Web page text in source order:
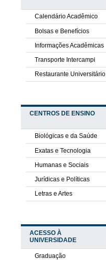
Calendário Acadêmico
Bolsas e Benefícios
Informações Acadêmicas
Transporte Intercampi
Restaurante Universitário
CENTROS DE ENSINO
Biológicas e da Saúde
Exatas e Tecnologia
Humanas e Sociais
Jurídicas e Políticas
Letras e Artes
ACESSO À
UNIVERSIDADE
Graduação